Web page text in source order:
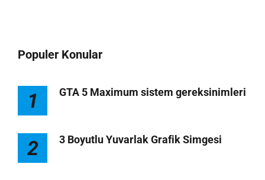
Populer Konular
1 GTA 5 Maximum sistem gereksinimleri
2 3 Boyutlu Yuvarlak Grafik Simgesi